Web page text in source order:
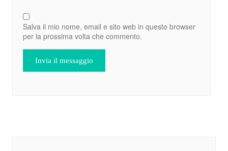
Salva il mio nome, email e sito web in questo browser
per la prossima volta che commento.